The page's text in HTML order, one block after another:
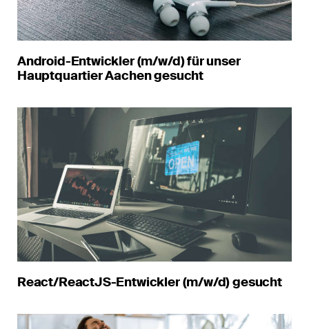
Android-Entwickler (m/w/d) für unser
Hauptquartier Aachen gesucht
React/ReactJS-Entwickler (m/w/d) gesucht